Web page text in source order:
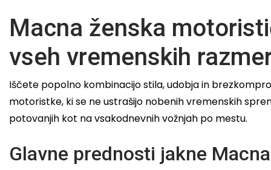
Macna ženska
vseh vremenskih
Iščete popolno kombinacijo stila, udobja in
motoristke, ki se ne ustrašijo nobenih vremenskih
potovanjih kot na vsakodnevnih vožnjah po mestu.
Glavne prednosti jakne